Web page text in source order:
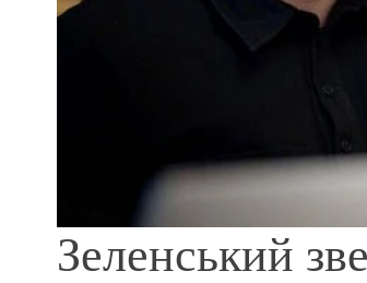
Зеленський